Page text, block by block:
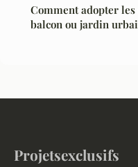
Comment adopter
balcon ou jardin
Projetsexclusifs